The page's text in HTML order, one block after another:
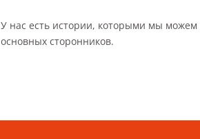
У нас есть истории, которыми мы можем
основных сторонников.